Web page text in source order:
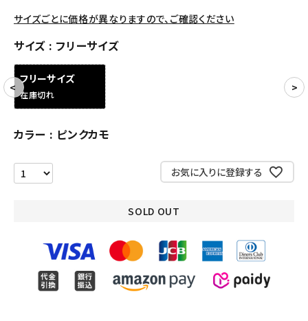
COLLABORATION BRAND
SEASON
CONTENTS
ようこそ ゲスト 様
meeting_room ログイン
サイズごとに価格が異なりますので、ご確認ください
サイズ フリーサイズ
フリーサイズ
在庫切れ
カラー ピンクカモ
お気に入りに登録する
SOLD OUT